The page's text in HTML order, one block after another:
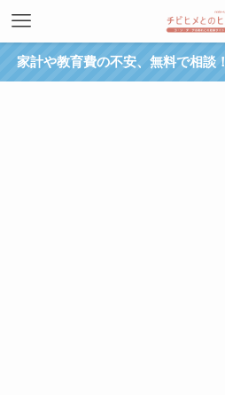
家計や教育費の不安、無料で相談！